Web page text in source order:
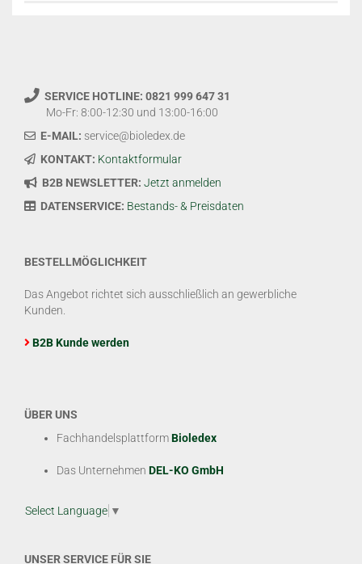
SERVICE HOTLINE: 0821 999 647 31
Mo-Fr: 8:00-12:30 und 13:00-16:00
E-MAIL: service@bioledex.de
KONTAKT: Kontaktformular
B2B NEWSLETTER: Jetzt anmelden
DATENSERVICE: Bestands- & Preisdaten
BESTELLMÖGLICHKEIT
Das Angebot richtet sich ausschließlich an gewerbliche
Kunden.
B2B Kunde werden
ÜBER UNS
FachhandelsplattformBioledex
Das Unternehmen DEL-KO GmbH
Select Language ▼
UNSER SERVICE FÜR SIE